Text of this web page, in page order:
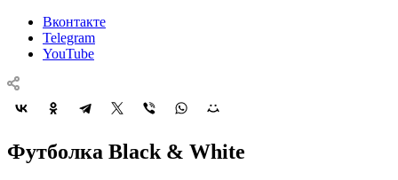
Вконтакте
Telegram
YouTube
Футболка Black & White